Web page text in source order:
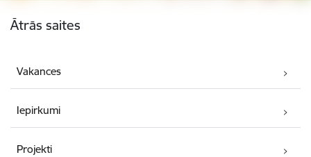
Ātrās saites
Vakances
Iepirkumi
Projekti